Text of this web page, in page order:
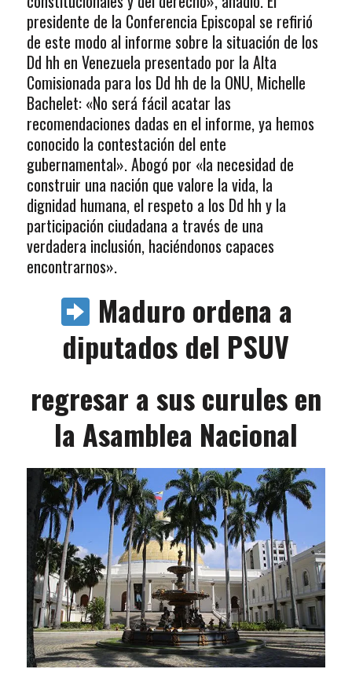
presidente de la Conferencia Episcopal se refirió
de este modo al informe sobre la situación de los
Dd hh en Venezuela presentado por la Alta
Comisionada para los Dd hh de la ONU, Michelle
Bachelet: «No será fácil acatar las
recomendaciones dadas en el informe, ya hemos
conocido la contestación del ente
gubernamental». Abogó por «la necesidad de
construir una nación que valore la vida, la
dignidad humana, el respeto a los Dd hh y la
participación ciudadana a través de una
verdadera inclusión, haciéndonos capaces
encontrarnos».
Maduro ordena a
diputados del PSUV
regresar a sus curules en
la Asamblea Nacional